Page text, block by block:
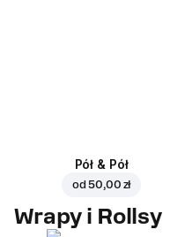
Pół & Pół
od50,00 zł
Wrapy i Rollsy